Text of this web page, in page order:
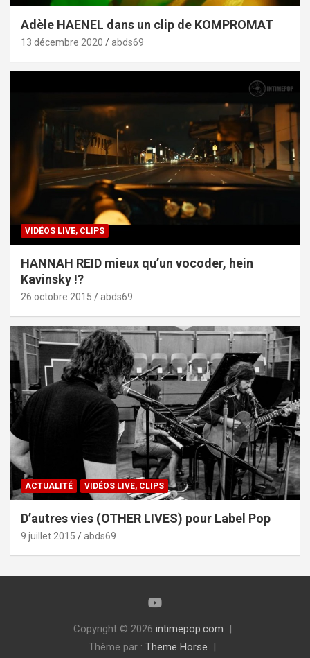
Adèle HAENEL dans un clip de KOMPROMAT
13 décembre 2020 abds69
VIDÉOS LIVE, CLIPS
HANNAH REID mieux qu’un vocoder, hein
Kavinsky !?
26 octobre 2015 abds69
ACTUALITÉ VIDÉOS LIVE, CLIPS
D’autres vies (OTHER LIVES) pour Label Pop
9 juillet 2015 abds69
Copyright © 2026 intimepop.com
Thème par : Theme Horse